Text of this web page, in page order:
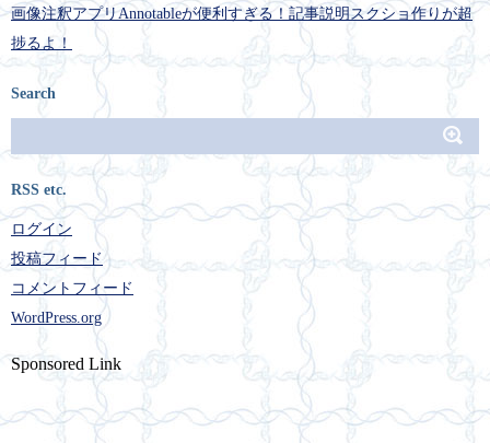
画像注釈アプリAnnotableが便利すぎる！記事説明スクショ作りが超
捗るよ！
Search
RSS etc.
ログイン
投稿フィード
コメントフィード
WordPress.org
Sponsored Link